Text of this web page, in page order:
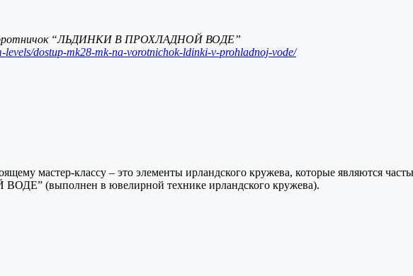
“ЛЬДИНКИ В ПРОХЛАДНОЙ ВОДЕ”
levels/dostup-mk28-mk-na-vorotnichok-ldinki-v-prohladnoj-vode/
мастер-классу – это элементы ирландского кружева, которые являются
(выполнен в ювелирной технике ирландского кружева).